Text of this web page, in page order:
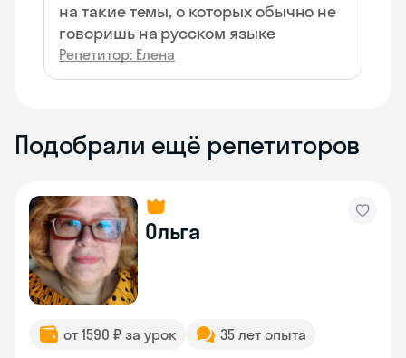
на такие темы, о которых обычно не
говоришь на русском языке
Репетитор: Елена
Подобрали ещё репетиторов
Ольга
от 1590 ₽ за урок 35 лет опыта